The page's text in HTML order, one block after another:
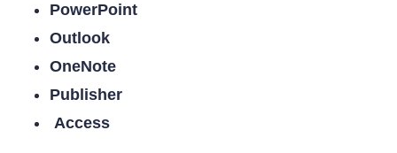
PowerPoint
Outlook
OneNote
Publisher
Access